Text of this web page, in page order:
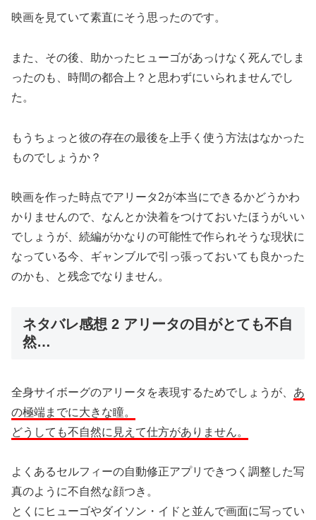
映画を見ていて素直にそう思ったのです。
また、その後、助かったヒューゴがあっけなく死んでしま
ったのも、時間の都合上？と思わずにいられませんでし
た。
もうちょっと彼の存在の最後を上手く使う方法はなかった
ものでしょうか？
映画を作った時点でアリータ2が本当にできるかどうかわ
かりませんので、なんとか決着をつけておいたほうがいい
でしょうが、続編がかなりの可能性で作られそうな現状に
なっている今、ギャンブルで引っ張っておいても良かった
のかも、と残念でなりません。
ネタバレ感想 2 アリータの目がとても不自
然…
全身サイボーグのアリータを表現するためでしょうが、 あ
の極端までに大きな瞳。
どうしても不自然に見えて仕方がありません。
よくあるセルフィーの自動修正アプリできつく調整した写
真のように不自然な顔つき。
とくにヒューゴやダイソン・イドと並んで画面に写ってい